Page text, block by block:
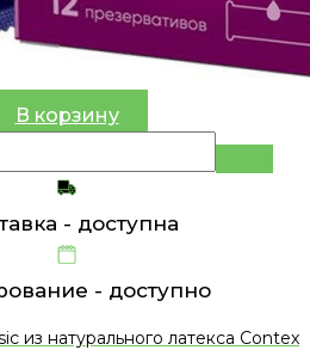
В корзину
- доступна
- доступно
из натурального латекса Contex